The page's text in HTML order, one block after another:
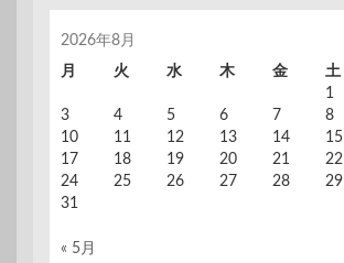
ペ
ー
ジ
送
り
2026年8月
月
火 水 木 金 土
1
3
4 5 6 7 8
10
11 12 13 14 15
17
18 19 20 21 22
24
25 26 27 28 29
31
« 5月